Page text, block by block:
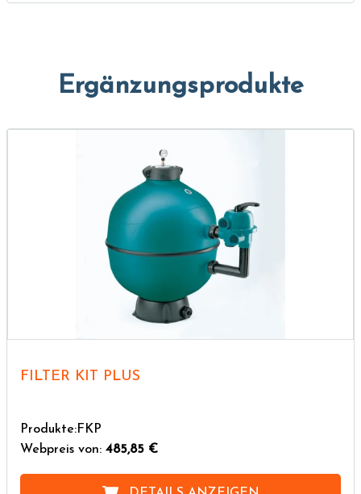
Ergänzungsprodukte
FILTER KIT PLUS
Produkte:FKP
Webpreis von: 485,85 €